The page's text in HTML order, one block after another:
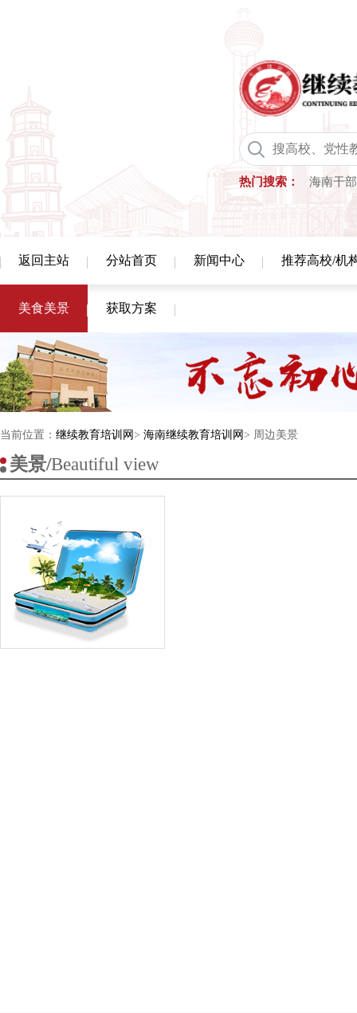
热门搜索： 海南干
返回主站 分站首页 新闻中心 推荐高校/机
美食美景 获取方案
当前位置： 继续教育培训网 > 海南继续教育培训网 > 周边美景
美景/Beautiful view